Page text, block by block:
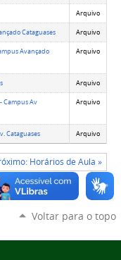
Arquivo
Cataguases Arquivo
Avançado
Arquivo
Arquivo
Campus Av
Arquivo
Cataguases Arquivo
Horários de Aula »
Voltar para o topo